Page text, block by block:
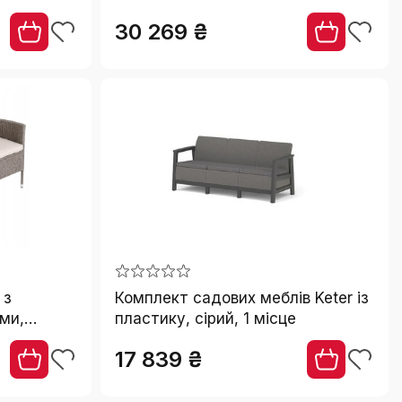
30 269 ₴
кг,
см
Комплект садових меблів Keter із
пластику, сірий, 1 місце
17 839 ₴